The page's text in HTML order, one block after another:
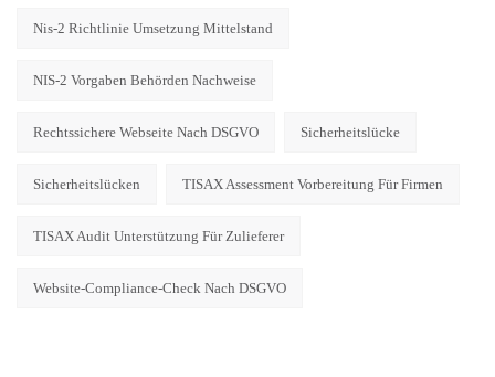
Nis-2 Richtlinie Umsetzung Mittelstand
NIS-2 Vorgaben Behörden Nachweise
Rechtssichere Webseite Nach DSGVO Sicherheitslücke
Sicherheitslücken TISAX Assessment Vorbereitung Für Firmen
TISAX Audit Unterstützung Für Zulieferer
Website-Compliance-Check Nach DSGVO